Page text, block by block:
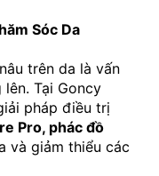
Sóc Da
trên da là vấn
Tại Goncy
pháp điều trị
Pro, phác đồ
và giảm thiểu các